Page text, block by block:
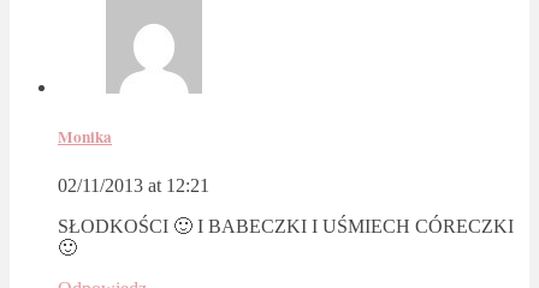
Monika
02/11/2013 at 12:21
SŁODKOŚCI 🙂 I BABECZKI I UŚMIECH CÓRECZKI
🙂